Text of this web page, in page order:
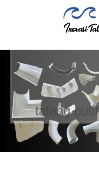
INOVASI TALANG
talang putih
seputar talang yang
talang